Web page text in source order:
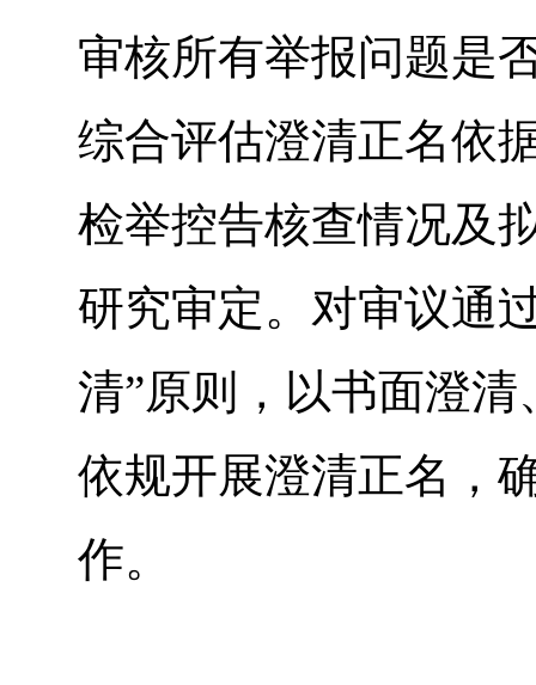
审核所有举报问题是
综合评估澄清正名依
检举控告核查情况及
研究审定。对审议通
清”原则，以书面澄
依规开展澄清正名，
作。